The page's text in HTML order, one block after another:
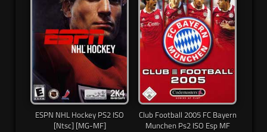
ESPN NHL Hockey PS2 ISO
[Ntsc] [MG-MF]
Club Football 2005 FC Bayern
Munchen Ps2 ISO Esp MF